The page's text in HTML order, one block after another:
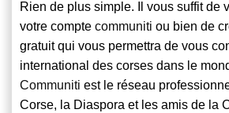
Rien de plus simple. Il vous suffit de
votre compte communiti ou bien de
gratuit qui vous permettra de vous
international des corses dans le
Communiti est le réseau
Corse, la Diaspora et les amis de la